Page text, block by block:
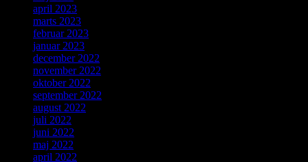
april 2023
marts 2023
februar 2023
januar 2023
december 2022
november 2022
oktober 2022
september 2022
august 2022
juli 2022
juni 2022
maj 2022
april 2022